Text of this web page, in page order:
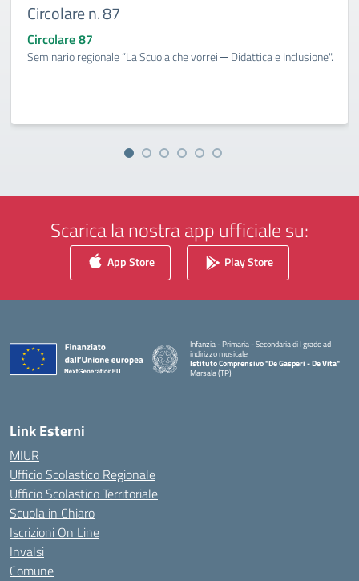
Circolare n. 87
Circolare 87
Seminario regionale “La Scuola che vorrei ─ Didattica e Inclusione".
Scarica la nostra app ufficiale su:
App Store Play Store
Infanzia - Primaria - Secondaria di I grado ad
indirizzo musicale
Istituto Comprensivo "De Gasperi - De Vita"
Marsala (TP)
Link Esterni
MIUR
Ufficio Scolastico Regionale
Ufficio Scolastico Territoriale
Scuola in Chiaro
Iscrizioni On Line
Invalsi
Comune